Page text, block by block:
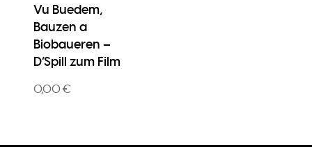
Vu Buedem,
Bauzen a
Biobaueren –
D’Spill zum Film
0,00 €